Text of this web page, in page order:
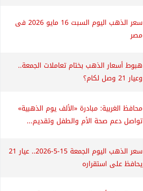
سعر الذهب اليوم السبت 16 مايو 2026 فى
مصر
هبوط أسعار الذهب بختام تعاملات الجمعة..
وعيار 21 وصل لكام؟
محافظ الغربية: مبادرة «الألف يوم الذهبية»
تواصل دعم صحة الأم والطفل وتقديم...
سعر الذهب اليوم الجمعة 15-5-2026.. عيار 21
يحافظ على استقراره